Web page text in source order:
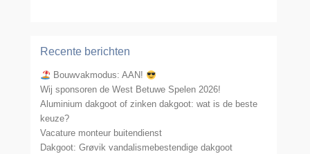
Recente berichten
Bouwvakmodus: AAN!
Wij sponsoren de West Betuwe Spelen 2026!
Aluminium dakgoot of zinken dakgoot: wat is de beste
keuze?
Vacature monteur buitendienst
Dakgoot: Grøvik vandalismebestendige dakgoot